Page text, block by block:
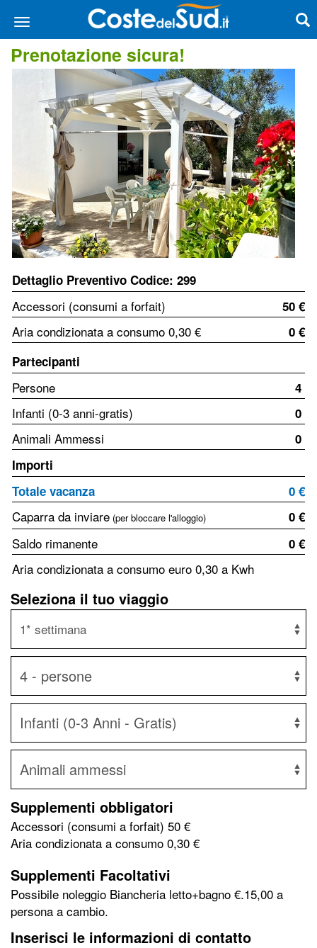
Prenotazione sicura!
Dettaglio Preventivo Codice: 299
Accessori (consumi a forfait) 50 €
Aria condizionata a consumo 0,30 €
0 €
Partecipanti
Persone 4
Infanti (0-3 anni-gratis) 0
Animali Ammessi
0
Importi
Totale vacanza
0 €
Caparra da inviare (per bloccare l'alloggio) 0 €
Saldo rimanente 0 €
Aria condizionata a consumo euro 0,30 a Kwh
Seleziona il tuo viaggio
Supplementi obbligatori
Accessori (consumi a forfait) 50 €
Aria condizionata a consumo 0,30 €
Supplementi Facoltativi
Possibile noleggio Biancheria letto+bagno €.15,00 a
persona a cambio.
Inserisci le informazioni di contatto